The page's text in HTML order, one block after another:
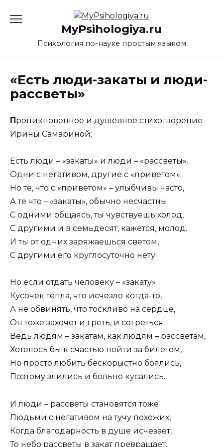
MyPsihologiya.ru
Психология по-науке простым языком
«Есть люди-закаты и люди-
рассветы»
Проникновенное и душевное стихотворение
Ирины Самариной:
Есть люди – «закаты» и люди – «рассветы».
Одни с негативом, другие с «приветом».
Но те, что с «приветом» – улыбчивы часто,
А те что – «закаты», обычно несчастны.
С одними общаясь, ты чувствуешь холод,
С другими и в семьдесят, кажется, молод.
И ты от одних заряжаешься светом,
С другими его круглосуточно нету.
Но если отдать человеку – «закату»
Кусочек тепла, что исчезло когда-то,
А не обвинять, что тоскливо на сердце,
Он тоже захочет и греть, и согреться.
Ведь людям – закатам, как людям – рассветам,
Хотелось бы к счастью пойти за билетом,
Но просто любить бескорыстно боялись,
Поэтому злились и больно кусались.
И люди – рассветы становятся тоже
Людьми с негативом на тучу похожих,
Когда благодарность в душе исчезает,
То небо рассветы в закат превращает.